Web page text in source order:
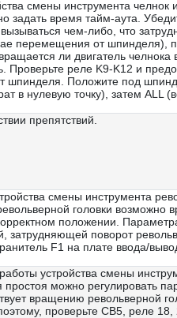
смены инструмента челнок
время тайм-аута.
чем-либо, что
перемещения от шпинделя),
ли двигатель
Проверьте реле K9-K12 и
шпинделя. Положите под
в нулевую точку), затем ALL
препятствий.
смены инструмента
головки возможно
положении.
затрудняющей поворот
F1 на плате ввода/
устройства смены
можно регулировать
вращению револьверной
проверьте CB5, реле 18,